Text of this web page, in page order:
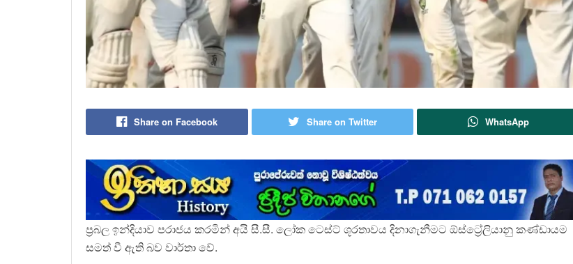
Share on Facebook Share on Twitter WhatsApp
ප්‍රබල ඉන්දියාව පරාජය කරමින් අයි සී.සී. ලෝක ටෙස්ට් ශූරතාවය දිනාගැනීමට ඕස්ට්‍රේලියානු කණ්ඩායම
සමත් වී ඇති බව වාර්තා වේ.